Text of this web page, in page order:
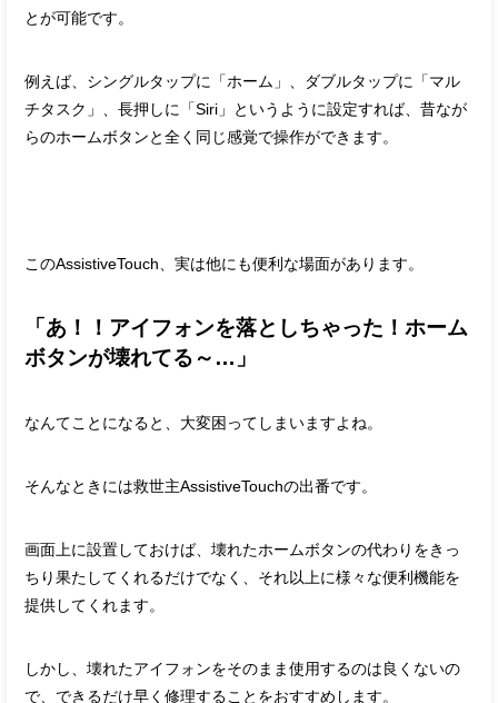
とが可能です。
例えば、シングルタップに「ホーム」、ダブルタップに「マル
チタスク」、長押しに「Siri」というように設定すれば、昔なが
らのホームボタンと全く同じ感覚で操作ができます。
このAssistiveTouch、実は他にも便利な場面があります。
「あ！！アイフォンを落としちゃった！ホーム
ボタンが壊れてる～…」
なんてことになると、大変困ってしまいますよね。
そんなときには救世主AssistiveTouchの出番です。
画面上に設置しておけば、壊れたホームボタンの代わりをきっ
ちり果たしてくれるだけでなく、それ以上に様々な便利機能を
提供してくれます。
しかし、壊れたアイフォンをそのまま使用するのは良くないの
で、できるだけ早く修理することをおすすめします。